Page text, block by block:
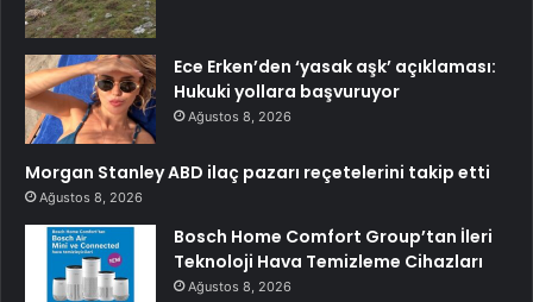
Ece Erken’den ‘yasak aşk’ açıklaması:
Hukuki yollara başvuruyor
Ağustos 8, 2026
Morgan Stanley ABD ilaç pazarı reçetelerini takip etti
Ağustos 8, 2026
Bosch Home Comfort Group’tan İleri
Teknoloji Hava Temizleme Cihazları
Ağustos 8, 2026